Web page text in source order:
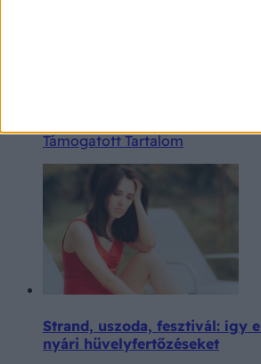
Támogatott Tartalom
Strand, uszoda, fesztivál: így
nyári hüvelyfertőzéseket